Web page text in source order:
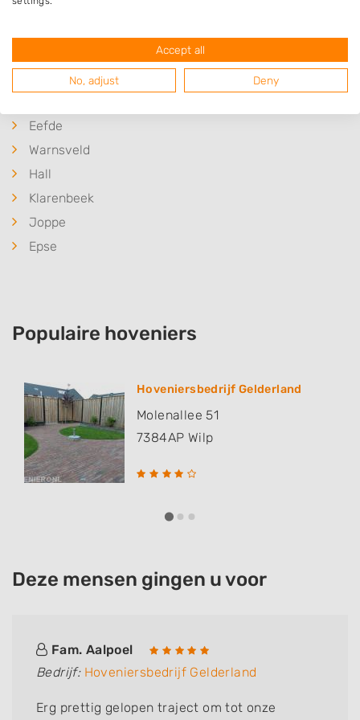
Empe
Gorssel
Eefde
Warnsveld
Hall
Klarenbeek
Joppe
Epse
Populaire hoveniers
Hoveniersbedrijf Gelderland
Molenallee 51
7384AP Wilp
Deze mensen gingen u voor
Fam. Aalpoel
Bedrijf: Hoveniersbedrijf Gelderland
Erg prettig gelopen traject om tot onze
Accept all
No, adjust Deny